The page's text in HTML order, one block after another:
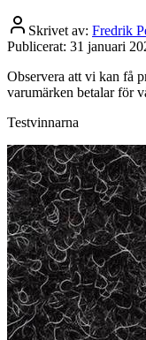
Skrivet av: Fredrik
Publicerat: 31 januari
Observera att vi kan få
varumärken betalar för
Testvinnarna